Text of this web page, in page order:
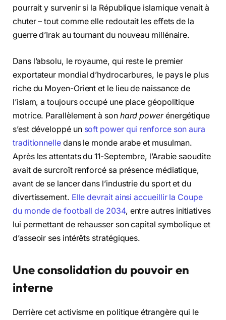
pourrait y survenir si la République islamique venait à
chuter – tout comme elle redoutait les effets de la
guerre d’Irak au tournant du nouveau millénaire.
Dans l’absolu, le royaume, qui reste le premier
exportateur mondial d’hydrocarbures, le pays le plus
riche du Moyen-Orient et le lieu de naissance de
l’islam, a toujours occupé une place géopolitique
motrice. Parallèlement à son hard powerénergétique
s’est développé un soft power qui renforce son aura
traditionnelledans le monde arabe et musulman.
Après les attentats du 11-Septembre, l’Arabie saoudite
avait de surcroît renforcé sa présence médiatique,
avant de se lancer dans l’industrie du sport et du
divertissement. Elle devrait ainsi accueillir la Coupe
du monde de football de 2034, entre autres initiatives
lui permettant de rehausser son capital symbolique et
d’asseoir ses intérêts stratégiques.
Une consolidation du pouvoir en
interne
Derrière cet activisme en politique étrangère qui le